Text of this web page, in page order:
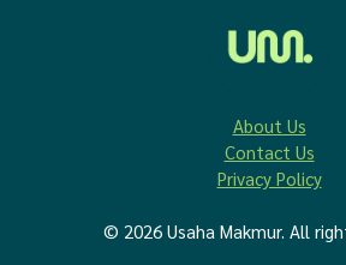
About Us
Contact Us
Privacy Policy
© 2026 Usaha Makmur. All